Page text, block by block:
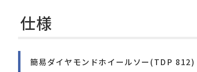
仕様
簡易ダイヤモンドホイールソー(TDP